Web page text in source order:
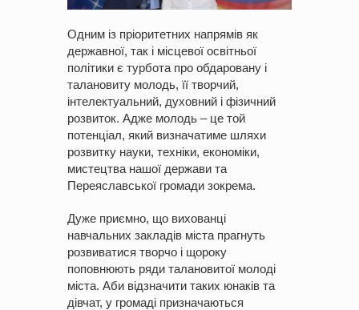
Одним із пріоритетних напрямів як
державної, так і місцевої освітньої
політики є турбота про обдаровану і
талановиту молодь, її творчий,
інтелектуальний, духовний і фізичний
розвиток. Адже молодь – це той
потенціал, який визначатиме шляхи
розвитку науки, техніки, економіки,
мистецтва нашої держави та
Переяславської громади зокрема.
Дуже приємно, що вихованці
навчальних закладів міста прагнуть
розвиватися творчо і щороку
поповнюють ряди талановитої молоді
міста. Аби відзначити таких юнаків та
дівчат, у громаді призначаються